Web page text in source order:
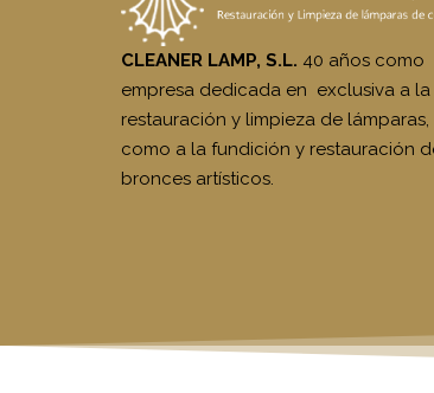
CLEANER LAMP, S.L. 40 años como
empresa dedicada en exclusiva a la
restauración y limpieza de lámparas,
como a la fundición y restauración
bronces artísticos.